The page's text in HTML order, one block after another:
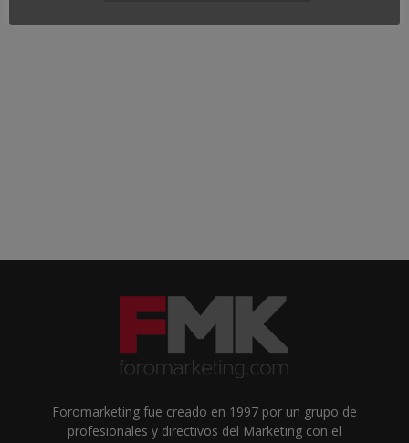
Foromarketing fue creado en 1997 por un grupo de
profesionales y directivos del Marketing con el